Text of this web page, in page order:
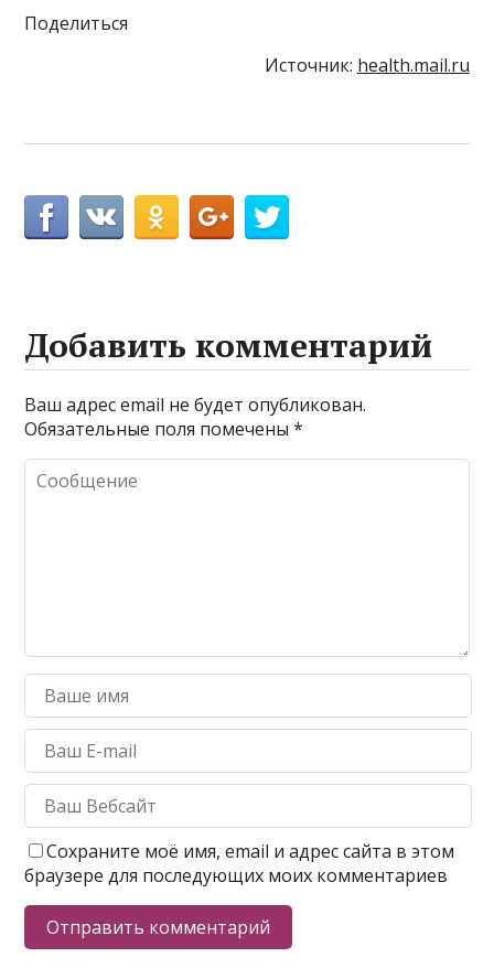
Поделиться
Источник: health.mail.ru
Добавить комментарий
Ваш адрес email не будет опубликован.
Обязательные поля помечены*
Сохраните моё имя, email и адрес сайта в этом
браузере для последующих моих комментариев